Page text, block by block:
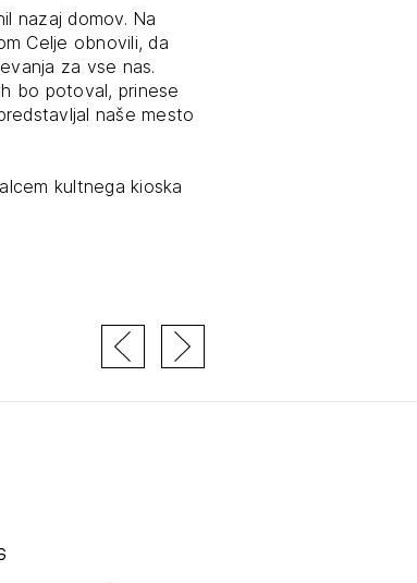
nazaj domov. Na
Celje obnovili, da
za vse nas.
bo potoval, prinese
naše mesto
kultnega kioska